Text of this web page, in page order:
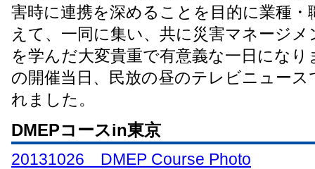
害時に連携を深めることを目的に業種・
えて、一同に集い、共に災害マネージ
を学んだ大変貴重で有意義な一日になり
の開催当日、民放の昼のテレビニュー
れました。
DMEPコースin東京
20131026 DMEP Course Photo